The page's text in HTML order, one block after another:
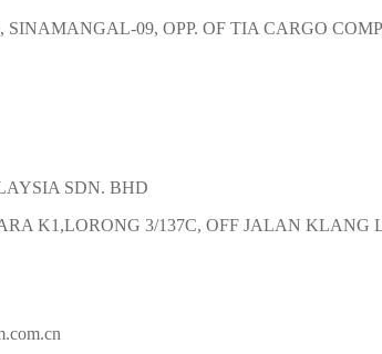
SINAMANGAL-09, OPP. OF TIA CARGO
SDN. BHD
K1,LORONG 3/137C, OFF JALAN